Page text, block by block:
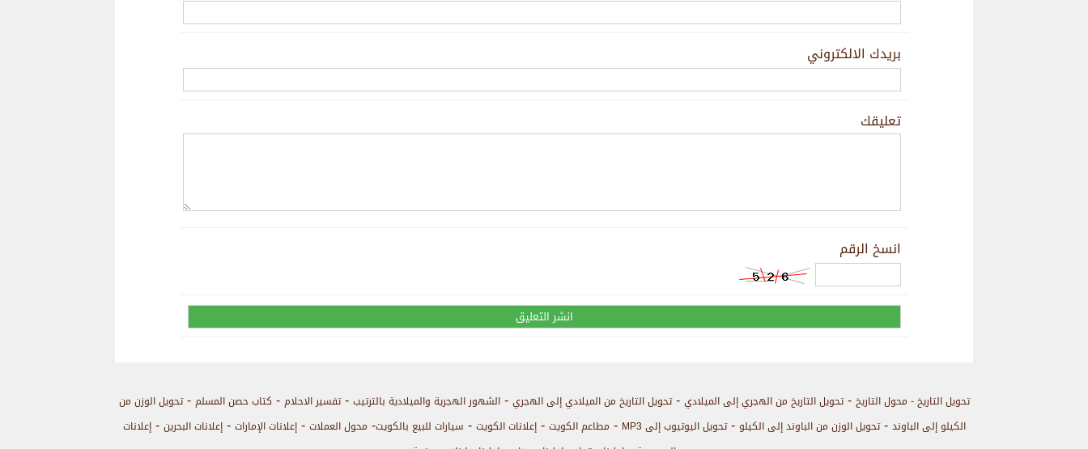
بريدك الالكتروني
تعليقك
انسخ الرقم
تحويل التاريخ - محول التاريخ -تحويل التاريخ من الهجري إلى الميلادي -تحويل التاريخ من الميلادي إلى الهجري -الشهور الهجرية والميلادية بالترتيب -تفسير الاحلام - كتاب حصن المسلم -تحويل الوزن من
الكيلو إلى الباوند -تحويل الوزن من الباوند إلى الكيلو -تحويل اليوتيوب إلى MP3 - مطاعم الكويت -إعلانات الكويت - سيارات للبيع بالكويت- محول العملات -إعلانات الإمارات -إعلانات البحرين -إعلانات